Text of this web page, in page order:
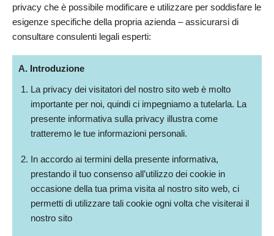
privacy che è possibile modificare e utilizzare per soddisfare le
esigenze specifiche della propria azienda – assicurarsi di
consultare consulenti legali esperti:
A. Introduzione
La privacy dei visitatori del nostro sito web è molto
importante per noi, quindi ci impegniamo a tutelarla. La
presente informativa sulla privacy illustra come
tratteremo le tue informazioni personali.
In accordo ai termini della presente informativa,
prestando il tuo consenso all’utilizzo dei cookie in
occasione della tua prima visita al nostro sito web, ci
permetti di utilizzare tali cookie ogni volta che visiterai il
nostro sito